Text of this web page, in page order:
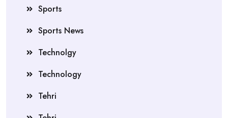
Sports
Sports News
Technolgy
Technology
Tehri